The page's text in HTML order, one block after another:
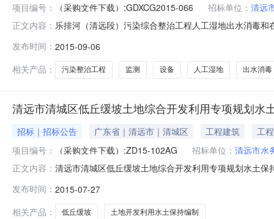
项目编号：
（采购文件下载）:GDXCG2015-066 招标单位： 清远
正文内容： 乐排河（清远段）污染综合整治工程人工湿地出水消毒
金额详见公告正文联系人及联系方式：项目联系人详见
佛山市广得信工程造价咨
发布时间： 2015-09-06
相关产品：
污染整治工程 监测 设备 人工湿地 出水消毒
清远市清城区低丘缓坡土地综合开发利用专项规划水
招标｜招标公告 广东省｜清远市｜清城区 工程建筑
工程
项目编号：
（采购文件下载）:ZD15-102AG 招标单位： 清远市水
正文内容： 清远市清城区低丘缓坡土地综合开发利用专项规划水土
见公告正文联系人及联系方式：项目联系人详见公告正
中德招标有限公司代理机
发布时间： 2015-07-27
相关产品：
低丘缓坡 土地开发利用水土保持编制